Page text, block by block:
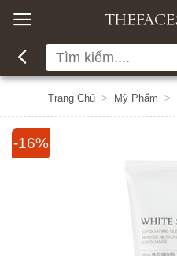
qua
dung
Tìm
kiếm:
Trang Chủ > Mỹ Phẩm >
-16%